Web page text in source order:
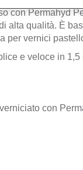
con Permahyd
alta qualità. È
per vernici
e veloce in 1,5
con